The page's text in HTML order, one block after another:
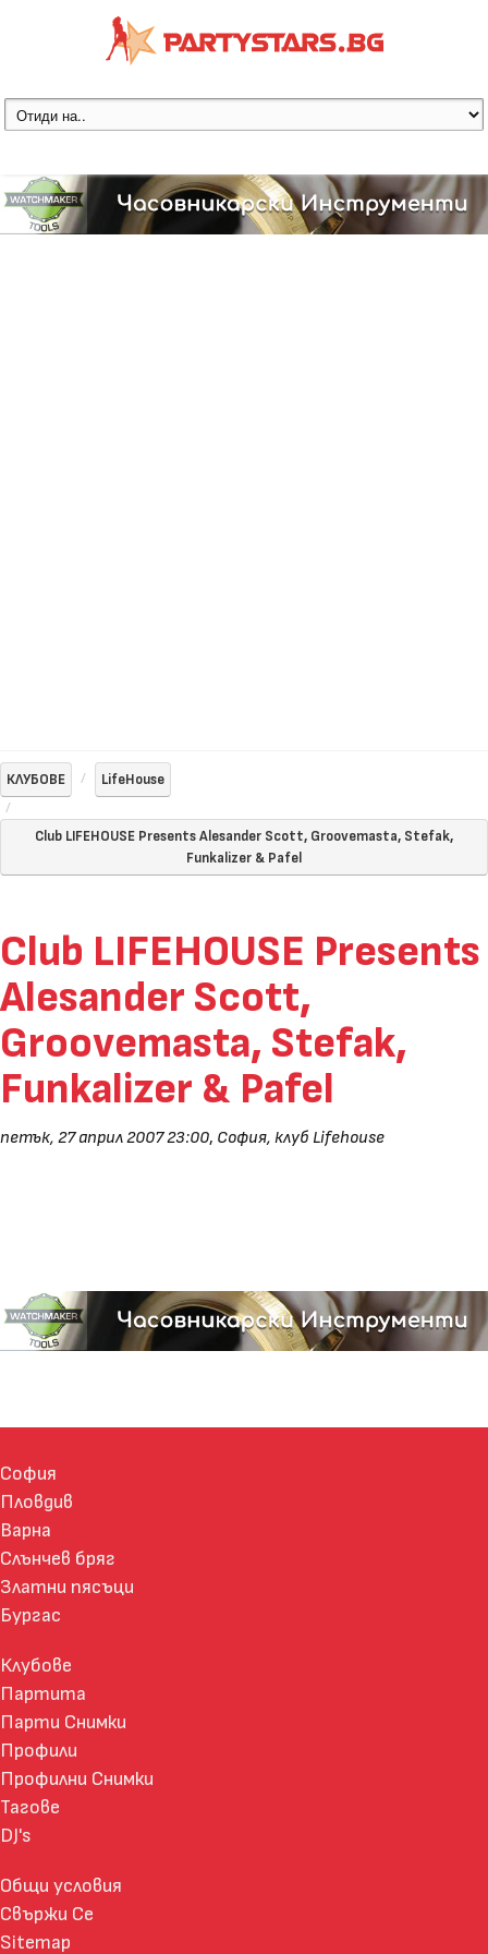
КЛУБОВЕ LifeHouse
Club LIFEHOUSE Presents Alesander Scott, Groovemasta, Stefak,
Funkalizer & Pafel
Club LIFEHOUSE Presents
Alesander Scott,
Groovemasta, Stefak,
Funkalizer & Pafel
петък, 27 април 2007 23:00, София, клуб Lifehouse
София
Пловдив
Варна
Слънчев бряг
Златни пясъци
Бургас
Клубове
Партита
Парти Снимки
Профили
Профилни Снимки
Тагове
DJ's
Общи условия
Свържи Се
Sitemap